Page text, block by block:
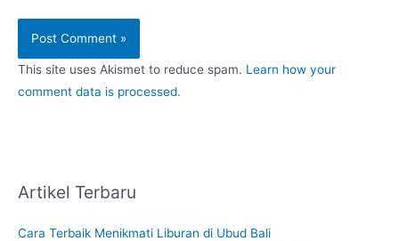
This site uses Akismet to reduce spam. Learn how your
comment data is processed.
Artikel Terbaru
Cara Terbaik Menikmati Liburan di Ubud Bali